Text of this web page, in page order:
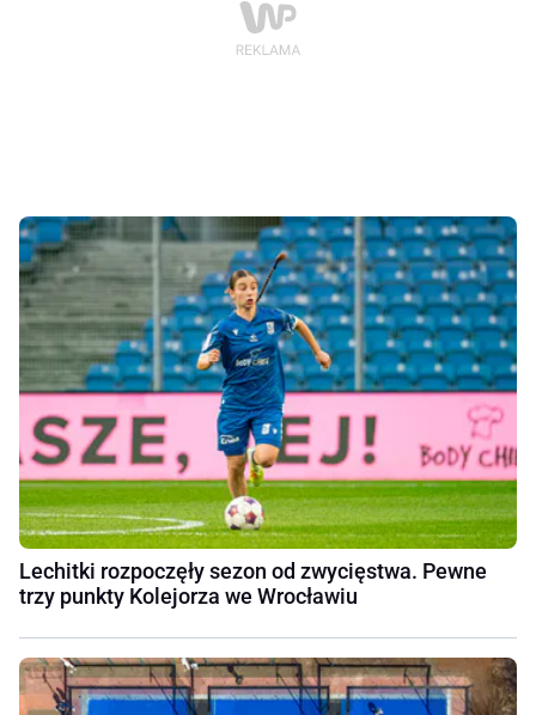
Lechitki rozpoczęły sezon od zwycięstwa. Pewne
trzy punkty Kolejorza we Wrocławiu